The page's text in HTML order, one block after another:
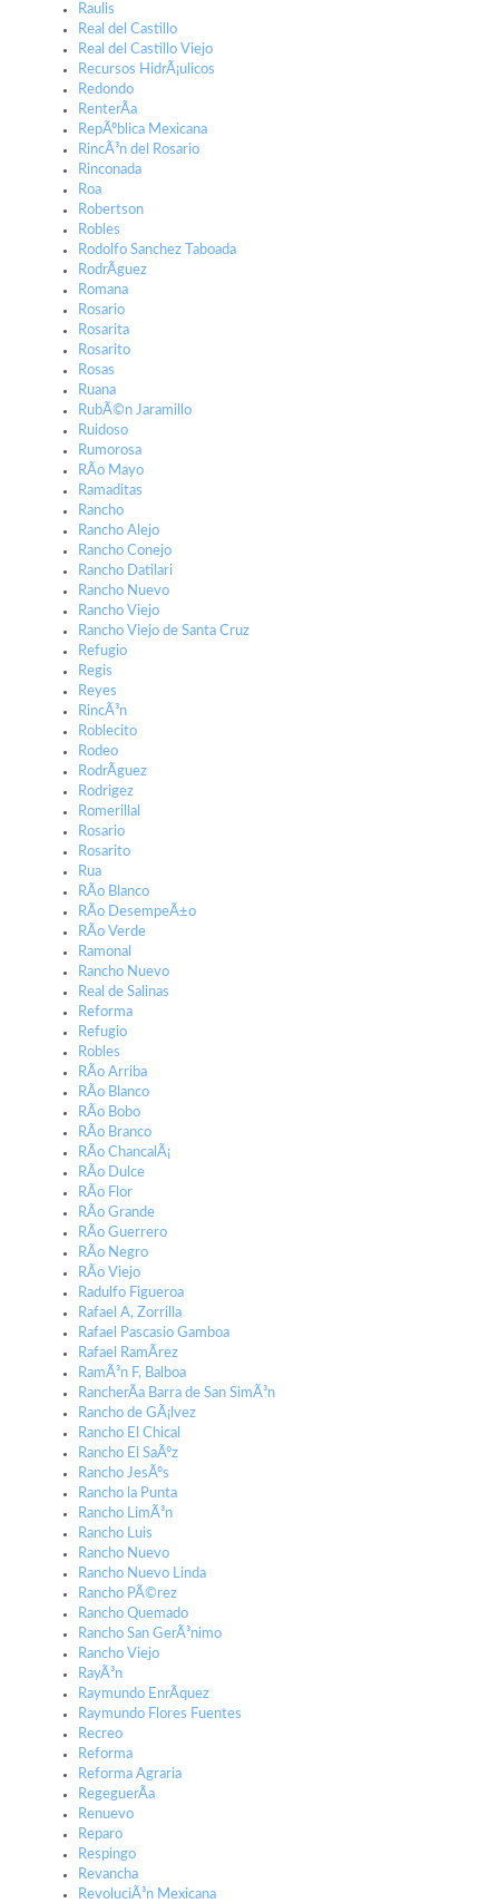
Raulis
Real del Castillo
Real del Castillo Viejo
Recursos HidrÃ¡ulicos
Redondo
RenterÃ­a
RepÃºblica Mexicana
RincÃ³n del Rosario
Rinconada
Roa
Robertson
Robles
Rodolfo Sanchez Taboada
RodrÃ­guez
Romana
Rosario
Rosarita
Rosarito
Rosas
Ruana
RubÃ©n Jaramillo
Ruidoso
Rumorosa
RÃ­o Mayo
Ramaditas
Rancho
Rancho Alejo
Rancho Conejo
Rancho Datilari
Rancho Nuevo
Rancho Viejo
Rancho Viejo de Santa Cruz
Refugio
Regis
Reyes
RincÃ³n
Roblecito
Rodeo
RodrÃ­guez
Rodrigez
Romerillal
Rosario
Rosarito
Rua
RÃ­o Blanco
RÃ­o DesempeÃ±o
RÃ­o Verde
Ramonal
Rancho Nuevo
Real de Salinas
Reforma
Refugio
Robles
RÃ­o Arriba
RÃ­o Blanco
RÃ­o Bobo
RÃ­o Branco
RÃ­o ChancalÃ¡
RÃ­o Dulce
RÃ­o Flor
RÃ­o Grande
RÃ­o Guerrero
RÃ­o Negro
RÃ­o Viejo
Radulfo Figueroa
Rafael A, Zorrilla
Rafael Pascasio Gamboa
Rafael RamÃ­rez
RamÃ³n F, Balboa
RancherÃ­a Barra de San SimÃ³n
Rancho de GÃ¡lvez
Rancho El Chical
Rancho El SaÃºz
Rancho JesÃºs
Rancho la Punta
Rancho LimÃ³n
Rancho Luis
Rancho Nuevo
Rancho Nuevo Linda
Rancho PÃ©rez
Rancho Quemado
Rancho San GerÃ³nimo
Rancho Viejo
RayÃ³n
Raymundo EnrÃ­quez
Raymundo Flores Fuentes
Recreo
Reforma
Reforma Agraria
RegeguerÃ­a
Renuevo
Reparo
Respingo
Revancha
RevoluciÃ³n Mexicana